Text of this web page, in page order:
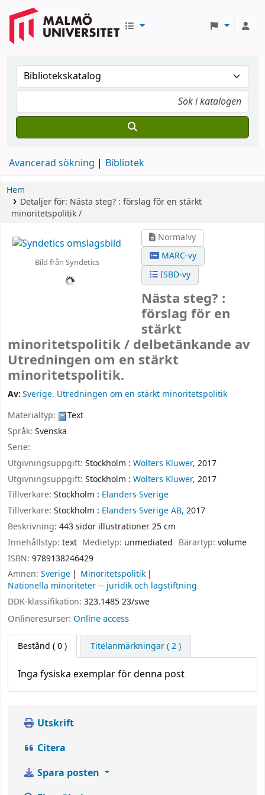
Avancerad sökning Bibliotek
Hem
Detaljer för: Nästa steg? : förslag för en stärkt
minoritetspolitik /
Bild från Syndetics
Normalvy
MARC-vy
ISBD-vy
Nästa steg? :
förslag för en
stärkt
minoritetspolitik / delbetänkande av
Utredningen om en stärkt
minoritetspolitik.
Av:Sverige. Utredningen om en stärkt minoritetspolitik
Materialtyp:
Text
Språk: Svenska
Serie:
Utgivningsuppgift: Stockholm : Wolters Kluwer, 2017
Utgivningsuppgift: Stockholm : Wolters Kluwer, 2017
Tillverkare: Stockholm : Elanders Sverige
Tillverkare: Stockholm : Elanders Sverige AB, 2017
Beskrivning: 443 sidor illustrationer 25 cm
Innehållstyp: text Medietyp: unmediated Bärartyp: volume
ISBN: 9789138246429
Ämnen: Sverige
Minoritetspolitik
Nationella minoriteter -- juridik och lagstiftning
DDK-klassifikation: 323.1485 23/swe
Onlineresurser: Online access
Bestånd ( 0 ) Titelanmärkningar ( 2 )
Inga fysiska exemplar för denna post
Utskrift
Citera
Spara posten